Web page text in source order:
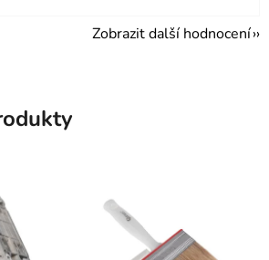
Zobrazit další hodnocení